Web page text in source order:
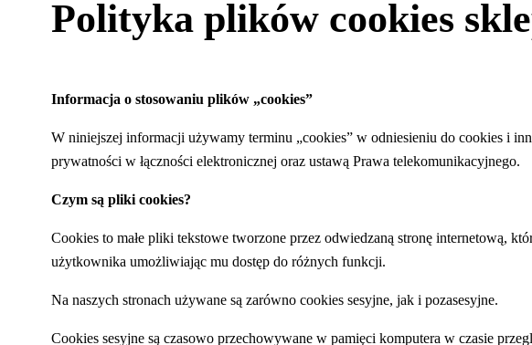
Polityka plików cookies
Informacja o stosowaniu plików „cookies”
W niniejszej informacji używamy terminu „cookies” w odniesieniu do cookies i
prywatności w łączności elektronicznej oraz ustawą Prawa telekomunikacyjnego.
Czym są pliki cookies?
Cookies to małe pliki tekstowe tworzone przez odwiedzaną stronę internetową,
użytkownika umożliwiając mu dostęp do różnych funkcji.
Na naszych stronach używane są zarówno cookies sesyjne, jak i pozasesyjne.
Cookies sesyjne są czasowo przechowywane w pamięci komputera w czasie